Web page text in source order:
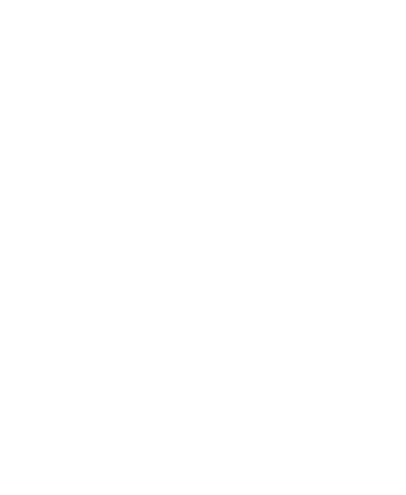
mit Krawatte im Gespräch (1974) | Bild: Jesromtel, CC BY 3.0 , via